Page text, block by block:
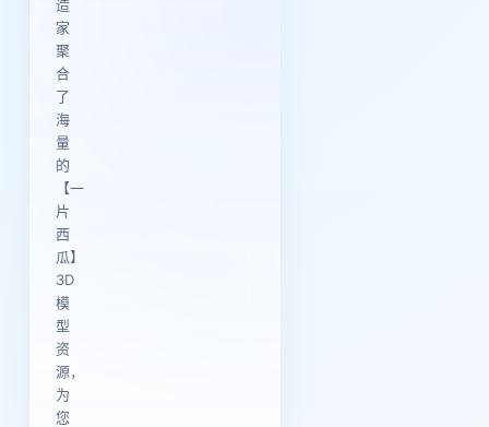
造
家
聚
合
了
海
量
的
【一
片
西
瓜】
3D
模
型
资
源，
为
您